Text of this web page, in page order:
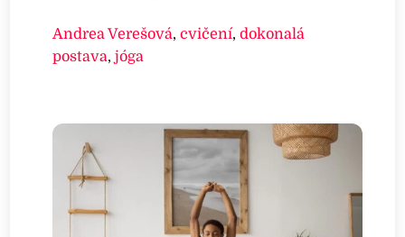
Andrea Verešová,cvičení,dokonalá
postava,jóga